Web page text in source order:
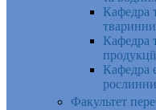
Кафедра
Кафедра
Кафедра
Факультет